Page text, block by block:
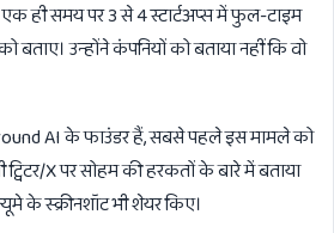
ही समय पर 3 से 4 स्टार्टअप्स में फुल-टाइम
बताए। उन्होंने कंपनियों को बताया नहीं कि वो
AI के फाउंडर हैं, सबसे पहले इस मामले को
X पर सोहम की हरकतों के बारे में बताया
के स्क्रीनशॉट भी शेयर किए।